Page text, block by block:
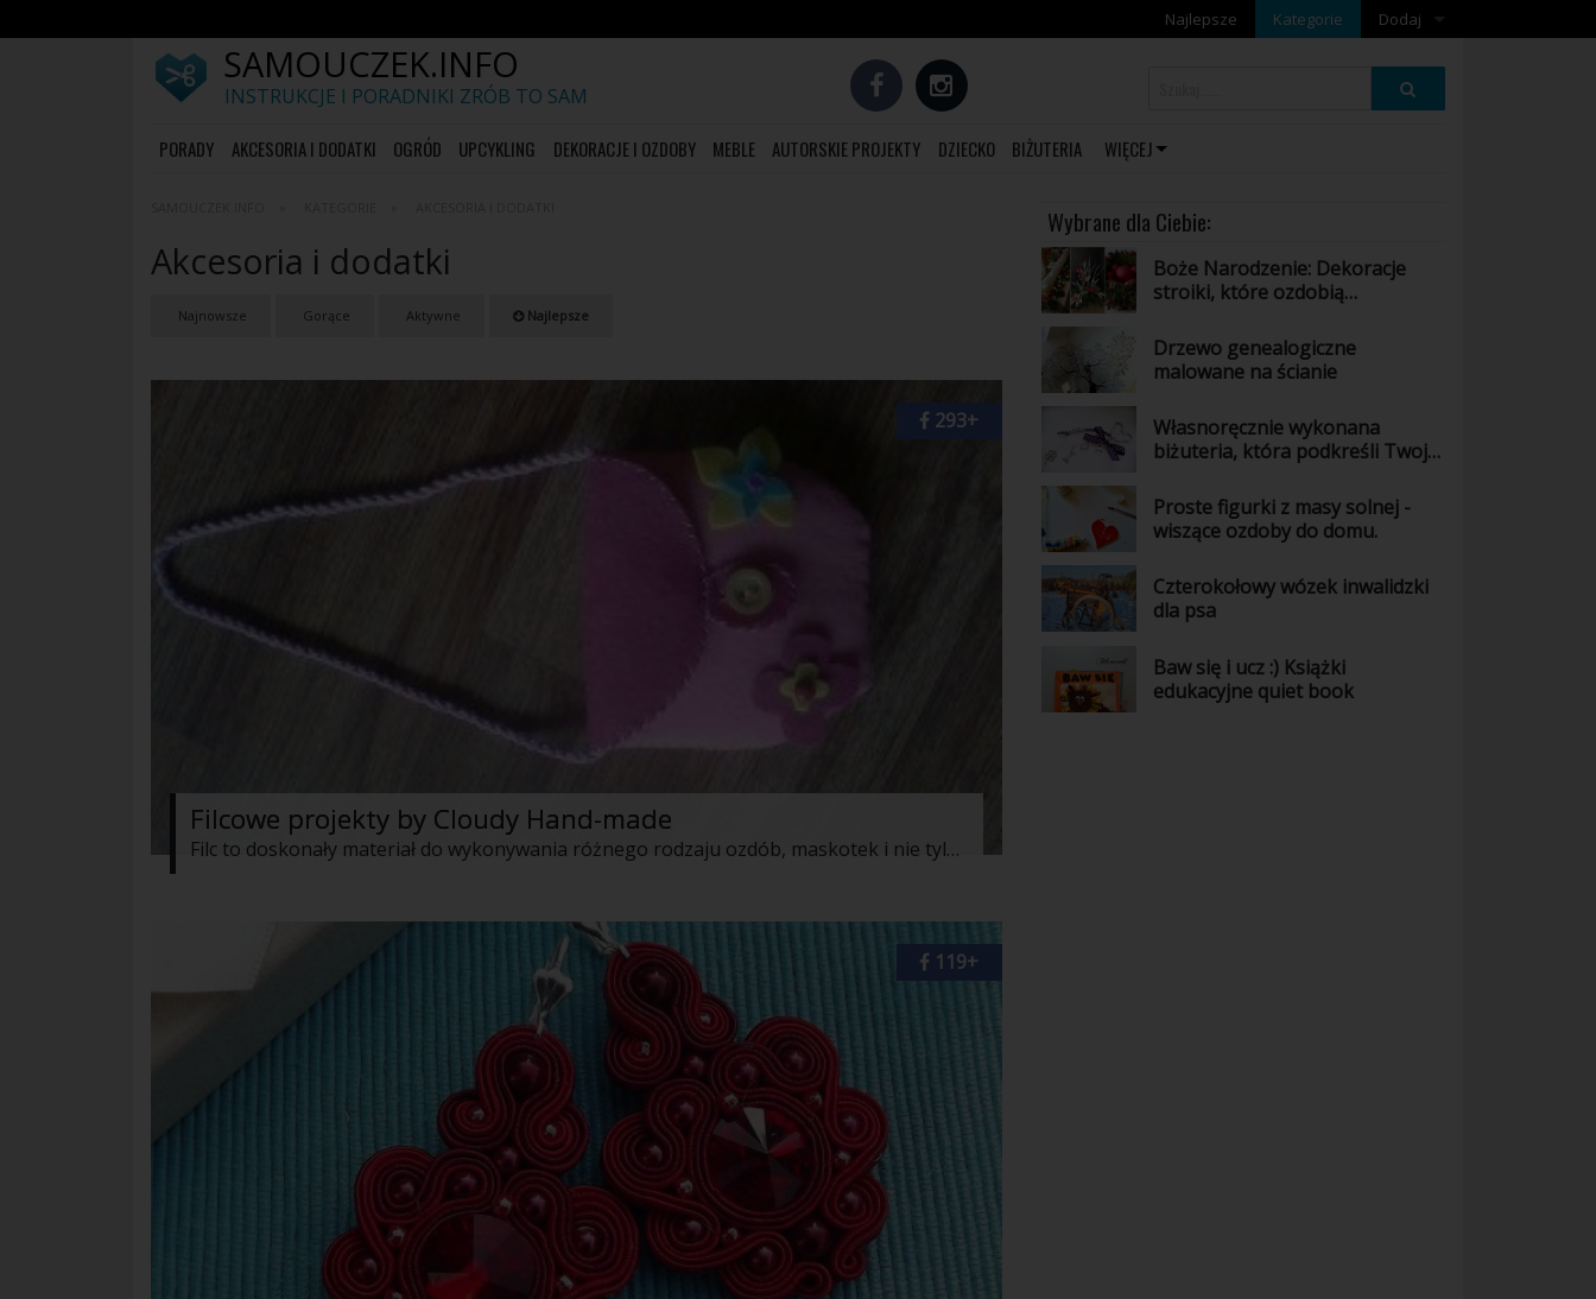
Najlepsze Kategorie
Dodaj
Dodaj galerię
SAMOUCZEK.INFO
INSTRUKCJE I PORADNIKI ZRÓB TO SAM
PORADY
AKCESORIA I DODATKI OGRÓD UPCYKLING DEKORACJE I OZDOBY MEBLE AUTORSKIE PROJEKTY DZIECKO BIŻUTERIA WIĘCEJ
Akcesoria i dodatki
Najnowsze Gorące Aktywne Najlepsze
Filcowe projekty by Cloudy Hand-made
Filc to doskonały materiał do wykonywania różnego rodzaju ozdób, maskotek i nie tylko. Wychodza z niego naprawde super rzeczy. Łatwo się szyje i nadaje się świetnie dla dzieci, które zaczynaja interesować się drobnymi robótkami.
293+
119+
Wybrane dla Ciebie:
Boże Narodzenie: Dekoracje
stroiki, które ozdobią
Drzewo genealogiczne
malowane na ścianie
Własnoręcznie wykonana
biżuteria, która podkreśli Twoją
Proste figurki z masy solnej -
wiszące ozdoby do domu.
Czterokołowy wózek inwalidzki
dla psa
Baw się i ucz :) Książki
edukacyjne quiet book